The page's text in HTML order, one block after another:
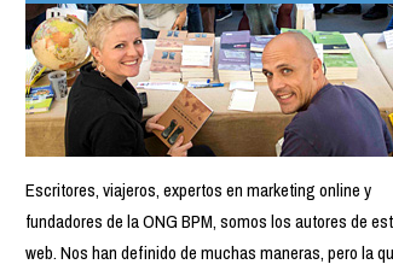
Escritores, viajeros, expertos en marketing online y
fundadores de la ONG BPM, somos los autores de
web. Nos han definido de muchas maneras, pero la